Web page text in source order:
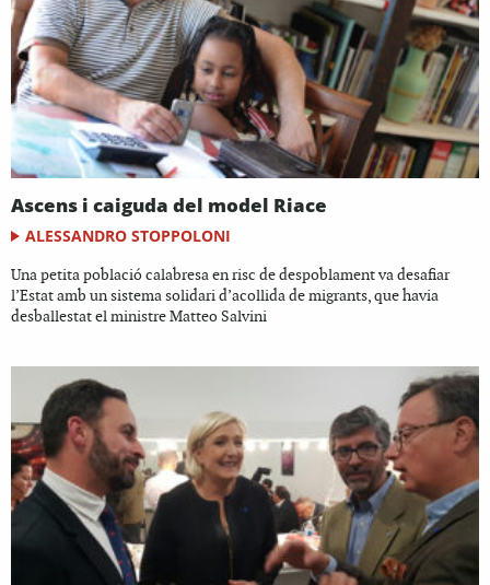
Ascens i caiguda del model Riace
ALESSANDRO STOPPOLONI
Una petita població calabresa en risc de despoblament va desafiar
l’Estat amb un sistema solidari d’acollida de migrants, que havia
desballestat el ministre Matteo Salvini